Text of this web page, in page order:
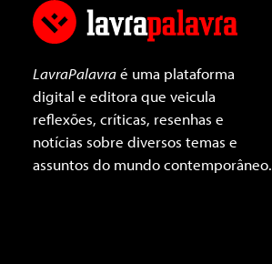
LavraPalavraé uma plataforma
digital e editora que veicula
reflexões, críticas, resenhas e
notícias sobre diversos temas e
assuntos do mundo contemporâneo.